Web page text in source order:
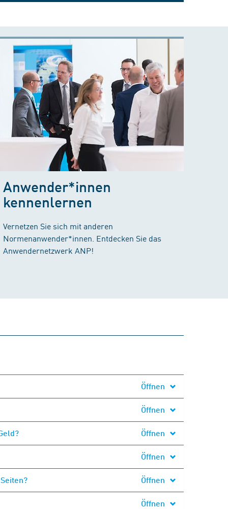
Anwender*innen
kennenlernen
Vernetzen Sie sich mit anderen
Normenanwender*innen. Entdecken Sie das
Anwendernetzwerk ANP!
Öffnen
Öffnen
Öffnen
Öffnen
Öffnen
Öffnen